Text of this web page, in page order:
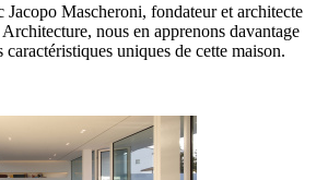
Jacopo Mascheroni, fondateur et architecte
nous en apprenons davantage
uniques de cette maison.